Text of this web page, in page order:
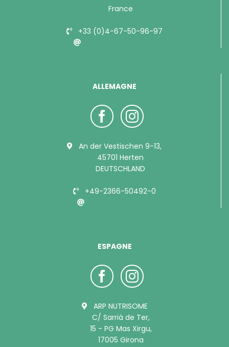
France
+33 (0)4-67-50-96-97
ALLEMAGNE
An der Vestischen 9-13,
45701 Herten
DEUTSCHLAND
+49-2366-50492-0
ESPAGNE
ARP NUTRISOME
C/ Sarrià de Ter,
15 - PG Mas Xirgu,
17005 Girona